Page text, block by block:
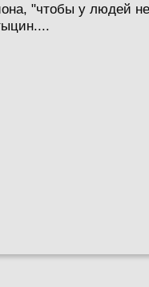
"чтобы у людей